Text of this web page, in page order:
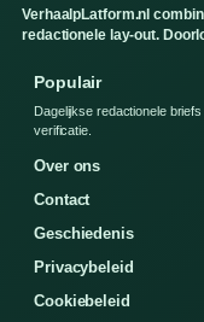
VerhaalpLatform.nl
redactionele lay-out.
Populair
Dagelijkse redactionele
verificatie.
Over ons
Contact
Geschiedenis
Privacybeleid
Cookiebeleid